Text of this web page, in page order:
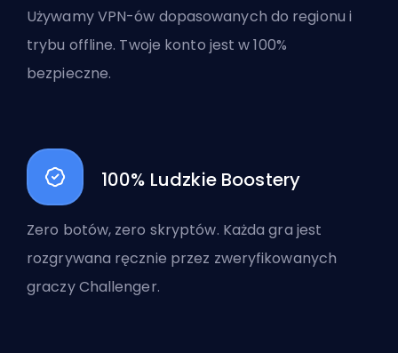
Używamy VPN-ów dopasowanych do regionu i
trybu offline. Twoje konto jest w 100%
bezpieczne.
100% Ludzkie Boostery
Zero botów, zero skryptów. Każda gra jest
rozgrywana ręcznie przez zweryfikowanych
graczy Challenger.